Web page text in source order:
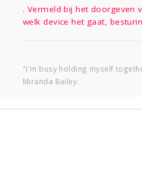
. Vermeld bij het doorgeven
welk device het gaat,
"I'm busy holding myself
Miranda Bailey.